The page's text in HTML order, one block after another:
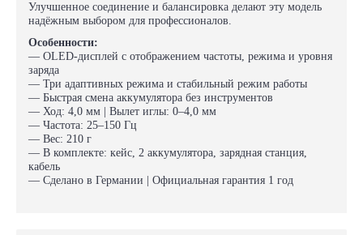
Улучшенное соединение и балансировка делают эту модель
надёжным выбором для профессионалов.
Особенности:
— OLED-дисплей с отображением частоты, режима и уровня
заряда
— Три адаптивных режима и стабильный режим работы
— Быстрая смена аккумулятора без инструментов
— Ход: 4,0 мм | Вылет иглы: 0–4,0 мм
— Частота: 25–150 Гц
— Вес: 210 г
— В комплекте: кейс, 2 аккумулятора, зарядная станция,
кабель
— Сделано в Германии | Официальная гарантия 1 год